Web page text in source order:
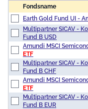
Fondsname
Earth Gold Fund UI -
Multipartner SICAV -
Fund B USD
Amundi MSCI
ETF
Multipartner SICAV -
Fund B CHF
Amundi MSCI
ETF
Multipartner SICAV -
Fund B EUR